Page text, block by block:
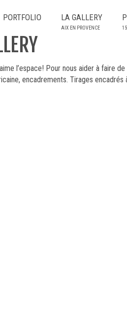
PORTFOLIO LA GALLERY
AIX EN PROVENCE
l’espace! Pour nous aider à faire
encadrements. Tirages encadrés